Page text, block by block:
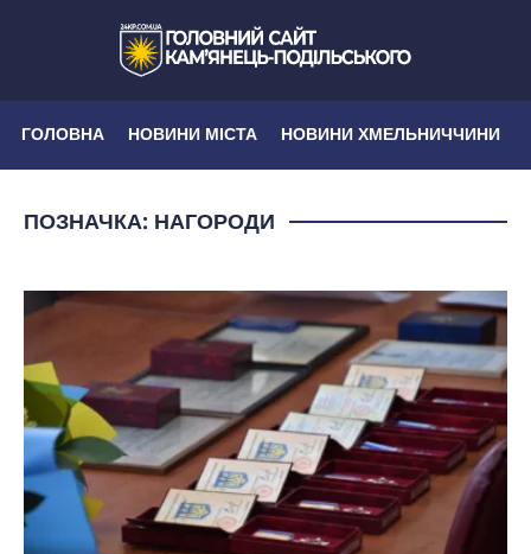
ГОЛОВНА НОВИНИ МІСТА НОВИНИ ХМЕЛЬНИЧЧИНИ
ПОЗНАЧКА: НАГОРОДИ